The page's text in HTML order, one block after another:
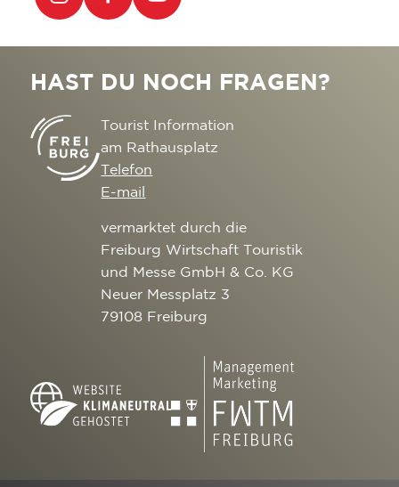
HAST DU NOCH FRAGEN?
Tourist Information
am Rathausplatz
Telefon
E-mail
vermarktet durch die
Freiburg Wirtschaft Touristik
und Messe GmbH & Co. KG
Neuer Messplatz 3
79108 Freiburg